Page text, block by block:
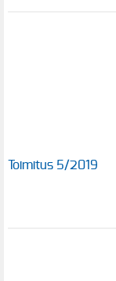
Toimitus 5/2019